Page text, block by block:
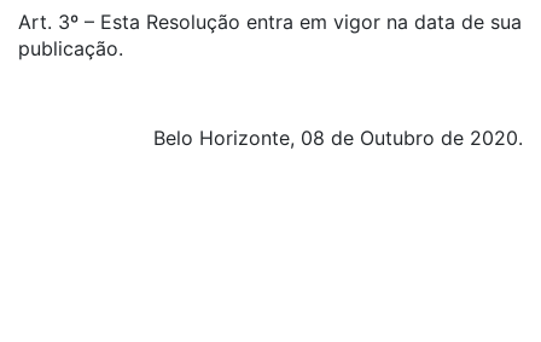
Art. 3º – Esta Resolução entra em vigor na data de sua
publicação.
Belo Horizonte, 08 de Outubro de 2020.